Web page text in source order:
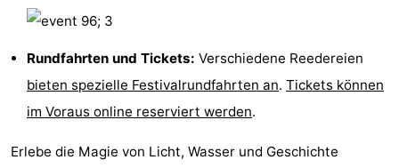
Stadt
der
Diamante
Plätze
im
Gärten
Rundfahrten und Tickets: Verschiedene Reedereien
bieten spezielle Festivalrundfahrten an. Tickets können
im Voraus online reserviert werden.
Erlebe die Magie von Licht, Wasser und Geschichte